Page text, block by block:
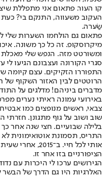
קו העור. פתאום אני מתפללת
העקוב משעווה, התנקם בי?
שַׂערה.
פתאום גם הולחמו השערות שלי
מיקרוסקופ. זה כל כך משונה.
ומשורטט מזה. הנפש שלי
סגרי הקורונה ועצבונם הגיעו
התפוררו הזקיקים. עצם קיומה
הרוטטים לבין האזור השקוף
מדברים ביניהם! מדלגים על
באירועי עמונה ראיתי נערים
צבאי, ראשים מנופצים כמו
שוב ושוב על גוף מתגונן.
בלילה שבועיים. חצי שנה אחר
התריס, תסמונת אוטואימונית
אותי לכל חיי.
הציפורניים בזו אחר זו.
הגירושים ערכו לי היכרות עם
האלרגיות היו גם הדרך של הבשר